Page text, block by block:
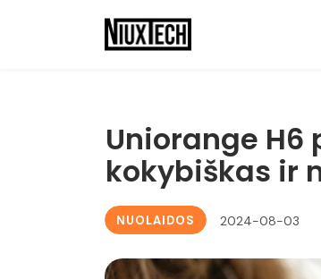
Uniorange
kokybiškas ir
NUOLAIDOS 2024-08-03